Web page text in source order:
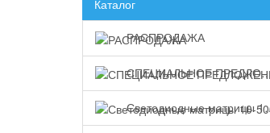
Каталог
РАСПРОДАЖА
СПЕЦИАЛЬНОЕ ПРЕДЛОЖЕНИЕ
Светодиодные матрицы 10-500 Вт.